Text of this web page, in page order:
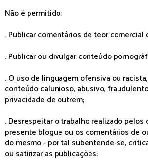
Não é permitido:
. Publicar comentários de teor comercial
. Publicar ou divulgar conteúdo
. O uso de linguagem ofensiva ou
conteúdo calunioso, abusivo,
privacidade de outrem;
. Desrespeitar o trabalho realizado pelos
presente blogue ou os comentários de
do mesmo - por tal subentende-se,
ou satirizar as publicações;